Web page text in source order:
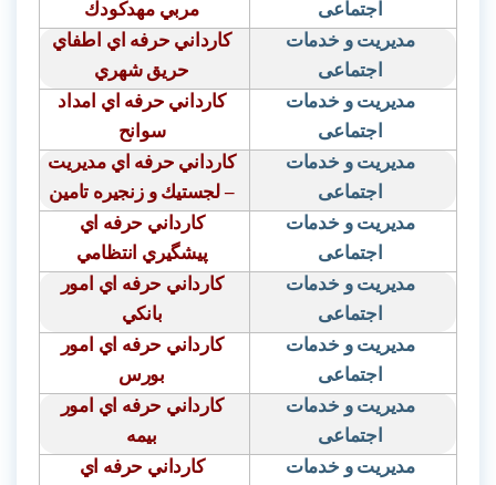
اجتماعی
مربي مهدكودك
مدیریت و خدمات
اجتماعی
كارداني حرفه اي اطفاي
حريق شهري
مدیریت و خدمات
اجتماعی
كارداني حرفه اي امداد
سوانح
مدیریت و خدمات
اجتماعی
كارداني حرفه اي مديريت
– لجستيك و زنجيره تامين
مدیریت و خدمات
اجتماعی
كارداني حرفه اي
پيشگيري انتظامي
مدیریت و خدمات
اجتماعی
كارداني حرفه اي امور
بانكي
مدیریت و خدمات
اجتماعی
كارداني حرفه اي امور
بورس
مدیریت و خدمات
اجتماعی
كارداني حرفه اي امور
بيمه
مدیریت و خدمات
كارداني حرفه اي